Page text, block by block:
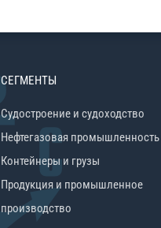
СЕГМЕНТЫ
Судостроение и судоходство
Нефтегазовая промышленность
Контейнеры и грузы
Продукция и промышленное
производство